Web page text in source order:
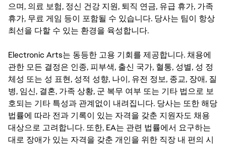
으며, 의료 보험, 정신 건강 지원, 퇴직 연금, 유급 휴가, 가족
휴가, 무료 게임 등이 포함될 수 있습니다. 당사는 팀이 항상
최선을 다할 수 있는 환경을 육성합니다.
Electronic Arts는 동등한 고용 기회를 제공합니다. 채용에
관한 모든 결정은 인종, 피부색, 출신 국가, 혈통, 성별, 성 정
체성 또는 성 표현, 성적 성향, 나이, 유전 정보, 종교, 장애, 질
병, 임신, 결혼, 가족 상황, 군 복무 여부 또는 기타 법으로 보
호되는 기타 특성과 관계없이 내려집니다. 당사는 또한 해당
법률에 따라 전과 기록이 있는 자격을 갖춘 지원자도 채용
대상으로 고려합니다. 또한, EA는 관련 법률에서 요구하는
대로 장애가 있는 자격을 갖춘 개인을 위한 직장 내 편의 시